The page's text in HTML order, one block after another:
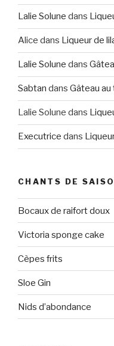
Lalie Solune dans
Alice dans Liqueur de
Lalie Solune dans
Sabtan dans Gâteau au
Lalie Solune dans
Executrice dans
CHANTS DE
Bocaux de raifort doux
Victoria sponge cake
Cèpes frits
Sloe Gin
Nids d’abondance